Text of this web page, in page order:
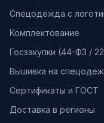
Спецодежда с
Комплектование
Госзакупки (44-ФЗ /
Вышивка на
Сертификаты и ГОСТ
Доставка в регионы